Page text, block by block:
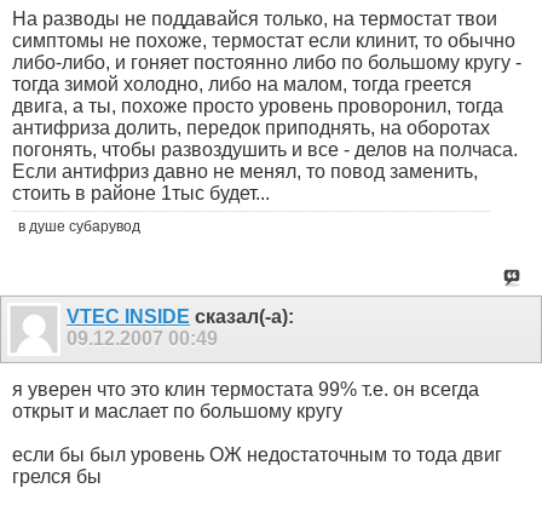
На разводы не поддавайся только, на термостат твои
симптомы не похоже, термостат если клинит, то обычно
либо-либо, и гоняет постоянно либо по большому кругу -
тогда зимой холодно, либо на малом, тогда греется
двига, а ты, похоже просто уровень проворонил, тогда
антифриза долить, передок приподнять, на оборотах
погонять, чтобы развоздушить и все - делов на полчаса.
Если антифриз давно не менял, то повод заменить,
стоить в районе 1тыс будет...
в душе субарувод
VTEC INSIDE сказал(-а):
09.12.2007 00:49
я уверен что это клин термостата 99% т.е. он всегда
открыт и маслает по большому кругу
если бы был уровень ОЖ недостаточным то тода двиг
грелся бы